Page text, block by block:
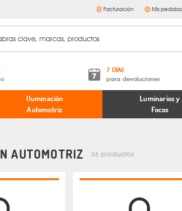
Facturación Mis pedidos
7 DÍAS
para devoluciones
Términos y condiciones
Políticas de devoluciones
Iluminación
Automotriz
Luminarios y
Focos
AUTOMOTRIZ 36 productos